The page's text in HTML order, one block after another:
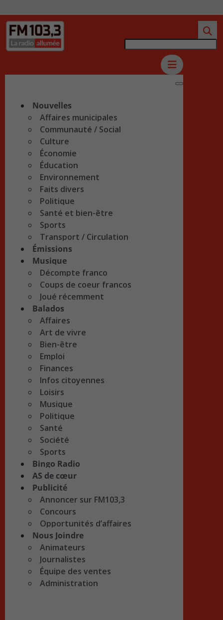
Nouvelles
Affaires municipales
Communauté / Social
Culture
Économie
Éducation
Environnement
Faits divers
Politique
Santé et bien-être
Sports
Transport / Circulation
Émissions
Musique
Décompte franco
Coups de coeur francos
Joué récemment
Balados
Affaires
Art de vivre
Bien-être
Emploi
Finances
Infos citoyennes
Loisirs
Musique
Politique
Santé
Société
Sports
Bingo Radio
AS de cœur
Publicité
Annoncer sur FM103,3
Concours
Opportunités d’affaires
Nous Joindre
Animateurs
Journalistes
Équipe des ventes
Administration